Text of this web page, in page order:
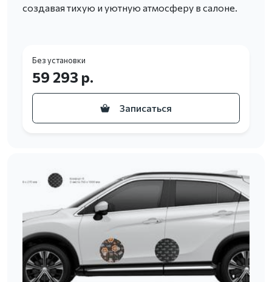
создавая тихую и уютную атмосферу в салоне.
Без установки
59 293 р.
Записаться